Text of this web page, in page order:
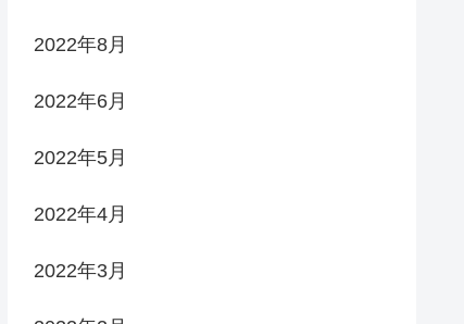
2022年8月
2022年6月
2022年5月
2022年4月
2022年3月